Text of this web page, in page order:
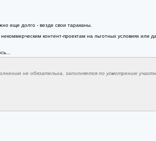
еще долго - везде свои тараканы.
контент-проектам на льготных условиях или
не обязательна, заполняется по усмотрению